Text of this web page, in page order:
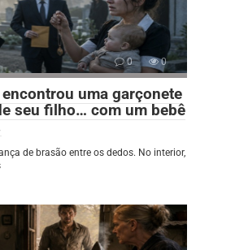
0 0
uma garçonete
seu filho… com um bebê
de brasão entre os dedos. No interior,